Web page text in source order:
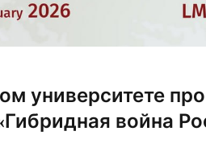
университете
война